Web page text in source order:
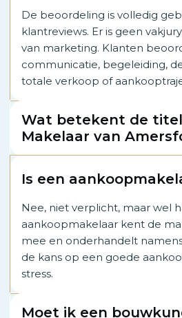
De beoordeling is volledig
klantreviews. Er is geen
van marketing. Klanten
communicatie, begeleiding,
totale verkoop of
Wat betekent de
Makelaar van
Is een
Nee, niet verplicht, maar wel
aankoopmakelaar kent de
mee en onderhandelt
de kans op een goede
stress.
Moet ik een